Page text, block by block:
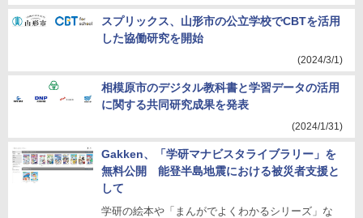
スプリックス、山形市の公立学校でCBTを活用
した協働研究を開始
(2024/3/1)
相模原市のデジタル教科書と学習データの活用
に関する共同研究成果を発表
(2024/1/31)
Gakken、「学研マナビスタライブラリー」を
無料公開 能登半島地震における被災者支援と
して
学研の絵本や「まんがでよくわかるシリーズ」な